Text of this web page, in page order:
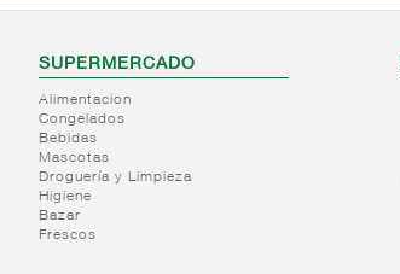
SUPERMERCADO
Alimentacion
Congelados
Bebidas
Mascotas
Droguería y Limpieza
Higiene
Bazar
Frescos